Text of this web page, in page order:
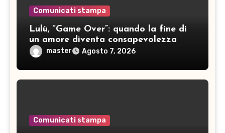
Comunicati stampa
Lulù, “Game Over”: quando la fine di
un amore diventa consapevolezza
master Agosto 7, 2026
Comunicati stampa